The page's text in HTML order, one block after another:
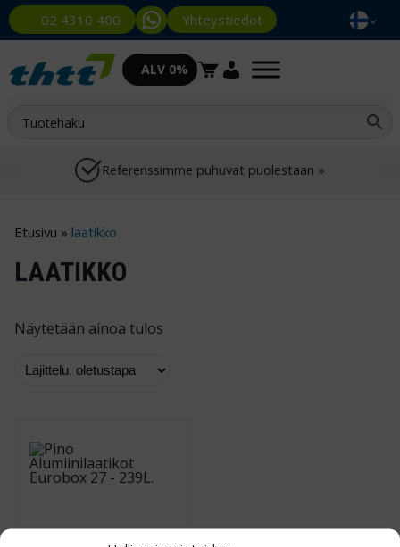
02 4310 400 Yhteystiedot
ALV 0%
Referenssimme puhuvat puolestaan »
Etusivu » laatikko
LAATIKKO
Näytetään ainoa tulos